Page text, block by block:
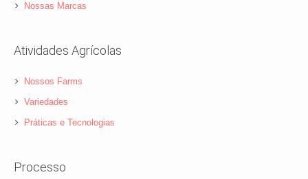
Nossas Marcas
Atividades Agrícolas
Nossos Farms
Variedades
Práticas e Tecnologias
Processo